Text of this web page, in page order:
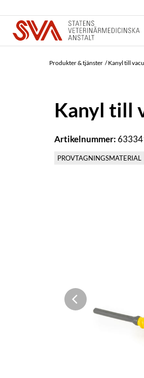
Produkter & tjänster Kanyl till
Kanyl till
Artikelnummer:
PROVTAGNINGSMATERIAL